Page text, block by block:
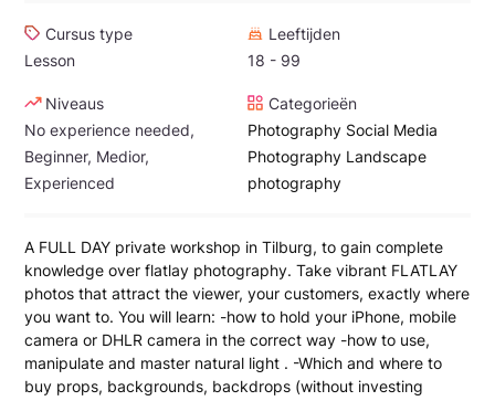
Cursus type
Lesson
Leeftijden
18 - 99
Niveaus
No experience needed,
Beginner, Medior,
Experienced
Categorieën
Photography Social Media
Photography Landscape
photography
A FULL DAY private workshop in Tilburg, to gain complete
knowledge over flatlay photography. Take vibrant FLATLAY
photos that attract the viewer, your customers, exactly where
you want to. You will learn: -how to hold your iPhone, mobile
camera or DHLR camera in the correct way -how to use,
manipulate and master natural light . -Which and where to
buy props, backgrounds, backdrops (without investing